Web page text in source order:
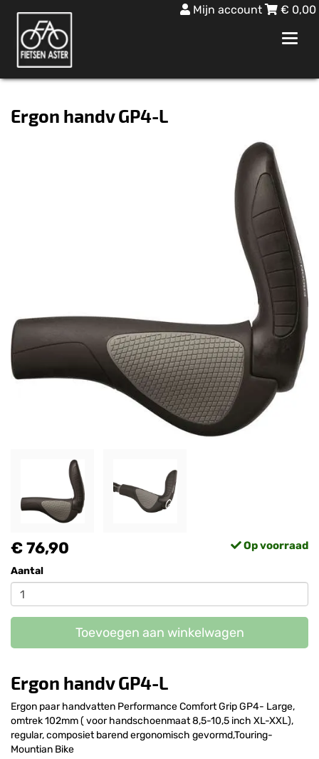
Mijn account € 0,00
Ergon handv GP4-L
€ 76,90 Op voorraad
Aantal
Toevoegen aan winkelwagen
Ergon handv GP4-L
Ergon paar handvatten Performance Comfort Grip GP4- Large,
omtrek 102mm ( voor handschoenmaat 8,5-10,5 inch XL-XXL),
regular, composiet barend ergonomisch gevormd,Touring-
Mountian Bike